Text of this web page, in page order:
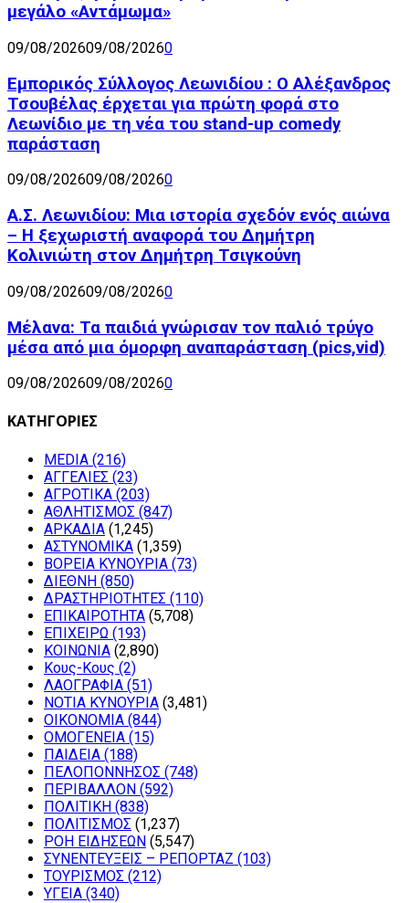
μεγάλο «Αντάμωμα»
09/08/202609/08/20260
Εμπορικός Σύλλογος Λεωνιδίου : Ο Αλέξανδρος
Τσουβέλας έρχεται για πρώτη φορά στο
Λεωνίδιο με τη νέα του stand-up comedy
παράσταση
09/08/202609/08/20260
Α.Σ. Λεωνιδίου: Μια ιστορία σχεδόν ενός αιώνα
– Η ξεχωριστή αναφορά του Δημήτρη
Κολινιώτη στον Δημήτρη Τσιγκούνη
09/08/202609/08/20260
Μέλανα: Τα παιδιά γνώρισαν τον παλιό τρύγο
μέσα από μια όμορφη αναπαράσταση (pics,vid)
09/08/202609/08/20260
ΚΑΤΗΓΟΡΙΕΣ
MEDIA (216)
ΑΓΓΕΛΙΕΣ (23)
ΑΓΡΟΤΙΚΑ (203)
ΑΘΛΗΤΙΣΜΟΣ (847)
ΑΡΚΑΔΙΑ (1,245)
ΑΣΤΥΝΟΜΙΚΑ (1,359)
ΒΟΡΕΙΑ ΚΥΝΟΥΡΙΑ (73)
ΔΙΕΘΝΗ (850)
ΔΡΑΣΤΗΡΙΟΤΗΤΕΣ (110)
ΕΠΙΚΑΙΡΟΤΗΤΑ (5,708)
ΕΠΙΧΕΙΡΩ (193)
ΚΟΙΝΩΝΙΑ (2,890)
Κους-Κους (2)
ΛΑΟΓΡΑΦΙΑ (51)
ΝΟΤΙΑ ΚΥΝΟΥΡΙΑ (3,481)
ΟΙΚΟΝΟΜΙΑ (844)
ΟΜΟΓΕΝΕΙΑ (15)
ΠΑΙΔΕΙΑ (188)
ΠΕΛΟΠΟΝΝΗΣΟΣ (748)
ΠΕΡΙΒΑΛΛΟΝ (592)
ΠΟΛΙΤΙΚΗ (838)
ΠΟΛΙΤΙΣΜΟΣ (1,237)
ΡΟΗ ΕΙΔΗΣΕΩΝ (5,547)
ΣΥΝΕΝΤΕΥΞΕΙΣ – ΡΕΠΟΡΤΑΖ (103)
ΤΟΥΡΙΣΜΟΣ (212)
ΥΓΕΙΑ (340)